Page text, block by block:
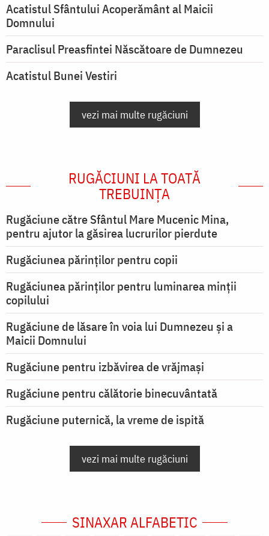
Acatistul Sfântului Acoperământ al Maicii
Domnului
Paraclisul Preasfintei Născătoare de Dumnezeu
Acatistul Bunei Vestiri
vezi mai multe rugăciuni
RUGĂCIUNI LA TOATĂ
TREBUINȚA
Rugăciune către Sfântul Mare Mucenic Mina,
pentru ajutor la găsirea lucrurilor pierdute
Rugăciunea părinților pentru copii
Rugăciunea părinților pentru luminarea minţii
copilului
Rugăciune de lăsare în voia lui Dumnezeu şi a
Maicii Domnului
Rugăciune pentru izbăvirea de vrăjmași
Rugăciune pentru călătorie binecuvântată
Rugăciune puternică, la vreme de ispită
vezi mai multe rugăciuni
SINAXAR ALFABETIC